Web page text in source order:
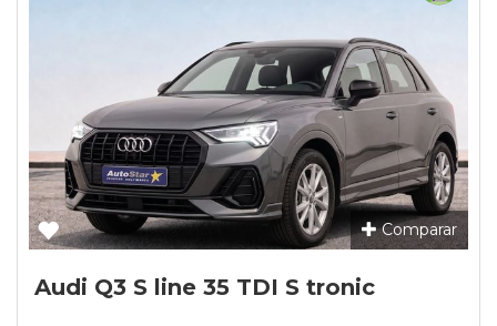
Comparar
Audi Q3 S line 35 TDI S tronic